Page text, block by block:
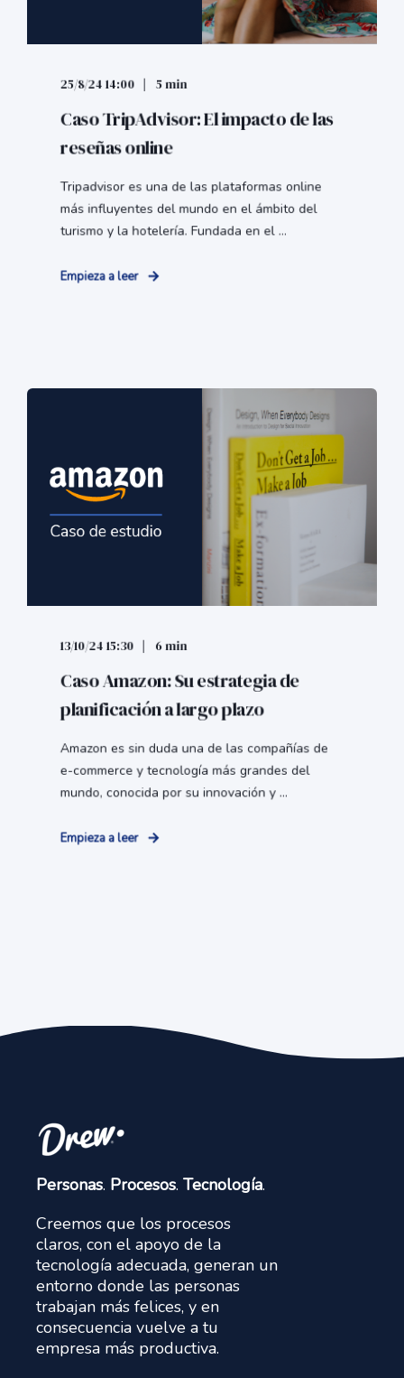
25/8/24 14:00 5 min
Caso TripAdvisor: El impacto de las
reseñas online
Tripadvisor es una de las plataformas online
más influyentes del mundo en el ámbito del
turismo y la hotelería. Fundada en el ...
Empieza a leer
13/10/24 15:30 6 min
Caso Amazon: Su estrategia de
planificación a largo plazo
Amazon es sin duda una de las compañías de
e-commerce y tecnología más grandes del
mundo, conocida por su innovación y ...
Empieza a leer
Personas. Procesos. Tecnología.
Creemos que los procesos
claros, con el apoyo de la
tecnología adecuada, generan un
entorno donde las personas
trabajan más felices, y en
consecuencia vuelve a tu
empresa más productiva.